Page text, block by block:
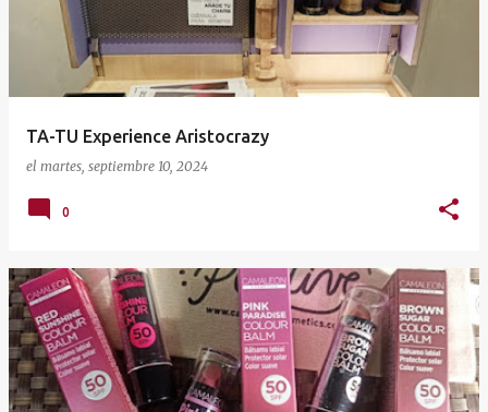
TA-TU Experience Aristocrazy
el martes, septiembre 10, 2024
0